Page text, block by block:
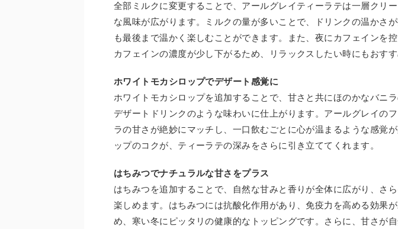
全部ミルクに変更することで、アールグレイティーラテは一層クリ
な風味が広がります。ミルクの量が多いことで、ドリンクの温かさ
も最後まで温かく楽しむことができます。また、夜にカフェインを控
カフェインの濃度が少し下がるため、リラックスしたい時にもおすす
ホワイトモカシロップでデザート感覚に
ホワイトモカシロップを追加することで、甘さと共にほのかなバニラ
デザートドリンクのような味わいに仕上がります。アールグレイの
ラの甘さが絶妙にマッチし、一口飲むごとに心が温まるような感覚
ップのコクが、ティーラテの深みをさらに引き立ててくれます。
はちみつでナチュラルな甘さをプラス
はちみつを追加することで、自然な甘みと香りが全体に広がり、さ
楽しめます。はちみつには抗酸化作用があり、免疫力を高める効果
め、寒い冬にピッタリの健康的なトッピングです。さらに、甘さが